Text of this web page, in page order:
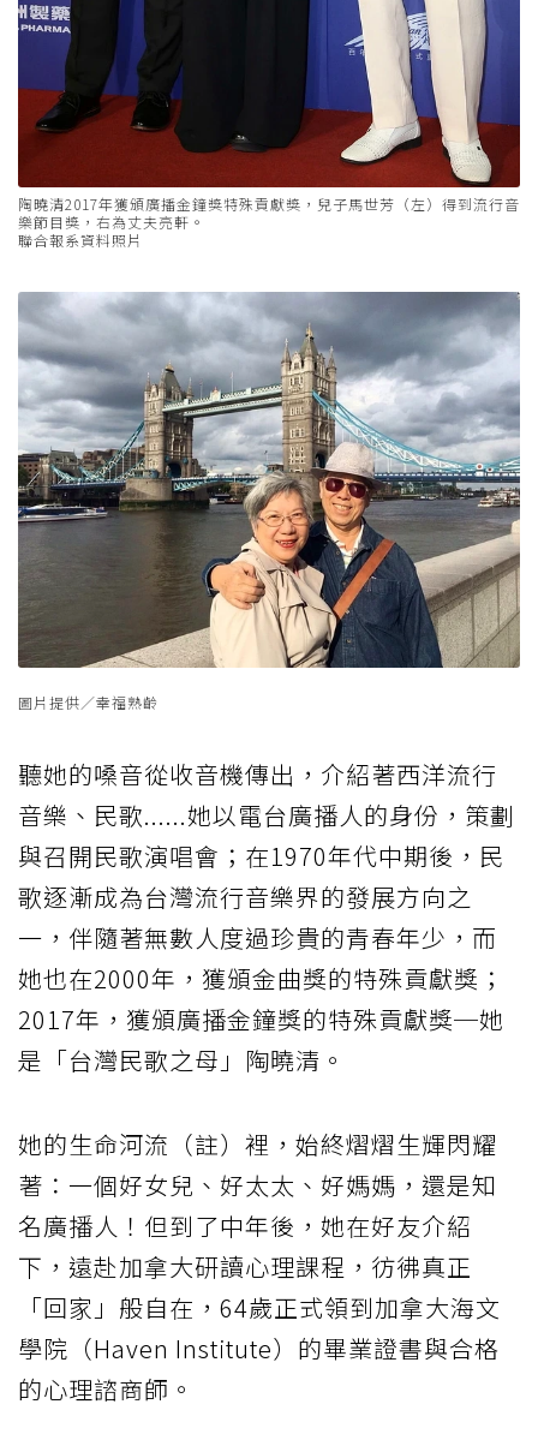
陶曉清2017年獲頒廣播金鐘獎特殊貢獻獎，兒子馬世芳（左）得到流行音
樂節目獎，右為丈夫亮軒。
聯合報系資料照片
圖片提供／幸福熟齡
聽她的嗓音從收音機傳出，介紹著西洋流行
音樂、民歌......她以電台廣播人的身份，策劃
與召開民歌演唱會；在1970年代中期後，民
歌逐漸成為台灣流行音樂界的發展方向之
一，伴隨著無數人度過珍貴的青春年少，而
她也在2000年，獲頒金曲獎的特殊貢獻獎；
2017年，獲頒廣播金鐘獎的特殊貢獻獎─她
是「台灣民歌之母」陶曉清。
她的生命河流（註）裡，始終熠熠生輝閃耀
著：一個好女兒、好太太、好媽媽，還是知
名廣播人！但到了中年後，她在好友介紹
下，遠赴加拿大研讀心理課程，彷彿真正
「回家」般自在，64歲正式領到加拿大海文
學院（Haven Institute）的畢業證書與合格
的心理諮商師。